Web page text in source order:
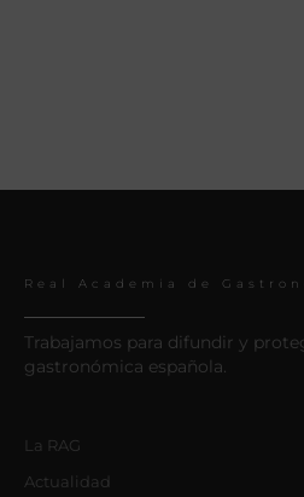
Real Academia de
Trabajamos para difundir y
gastronómica española.
La RAG
Actualidad